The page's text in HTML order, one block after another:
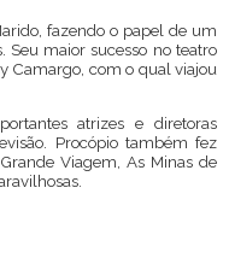
fazendo o papel de um
Seu maior sucesso no teatro
Camargo, com o qual viajou
atrizes e diretoras
Procópio também fez
Viagem, As Minas de